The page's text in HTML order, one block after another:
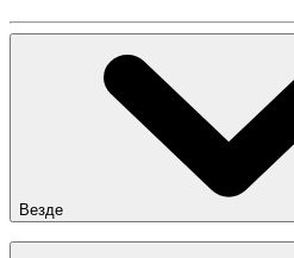
Везде